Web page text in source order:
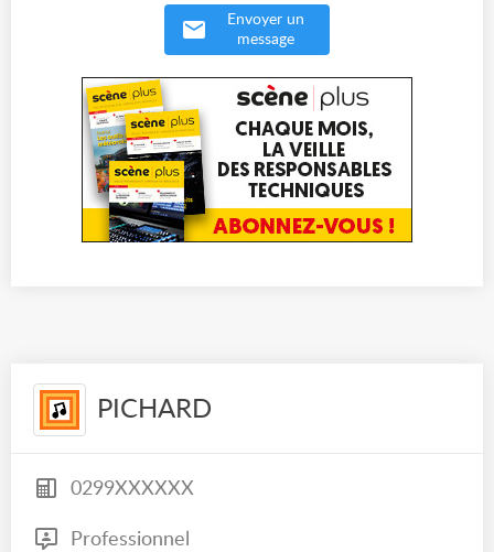
Envoyer un
message
PICHARD
0299XXXXXX
Professionnel